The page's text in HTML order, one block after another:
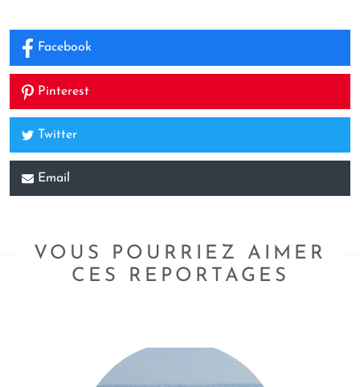
Facebook
Pinterest
Twitter
Email
VOUS POURRIEZ AIMER
CES REPORTAGES